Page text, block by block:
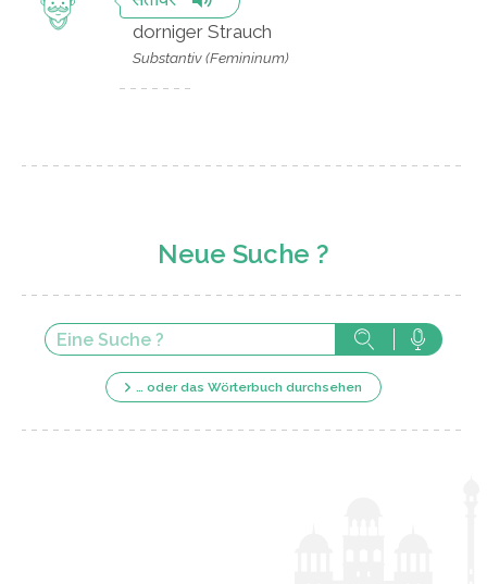
dorniger Strauch
Substantiv (Femininum)
Neue Suche ?
… oder das Wörterbuch durchsehen